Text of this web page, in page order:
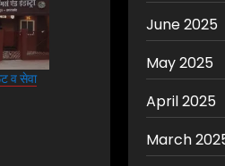
व सेवा
June 2025
May 2025
April 2025
March